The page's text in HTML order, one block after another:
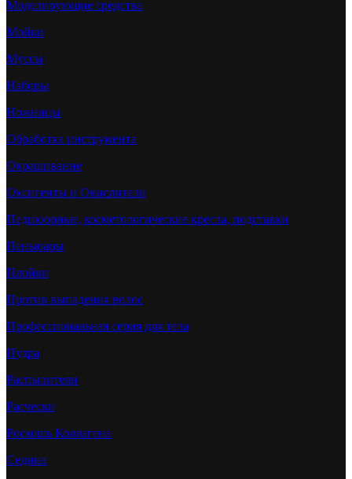
Моделирующие средства
Мойки
Муссы
Наборы
Ножницы
Обработка инструмента
Окрашивание
Оксигенты и Окислители
Педикюрные, косметологические кресла, подставки
Пеньюары
Плойки
Против выпадения волос
Профессиональная серия для тела
Пудра
Распылители
Расчески
Роскошь Коллагена
Седина